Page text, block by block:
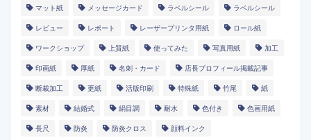
マット紙 メッセージカード ラベルシール ラベルシール
レビュー レポート レーザープリンタ用紙 ロール紙
ワークショップ 上質紙 使ってみた 写真用紙 加工
印画紙 厚紙 名刺・カード 店長プロフィール掲載記事
断裁加工 更紙 活版印刷 特殊紙 竹尾 紙
素材 結婚式 絹目調 耐水 色付き 色画用紙
長尺 防炎 防炎クロス 顔料インク